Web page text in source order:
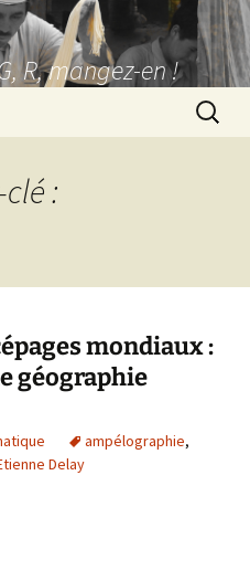
R, mangez-en !
:
mondiaux :
géographie
ampélographie,
Delay